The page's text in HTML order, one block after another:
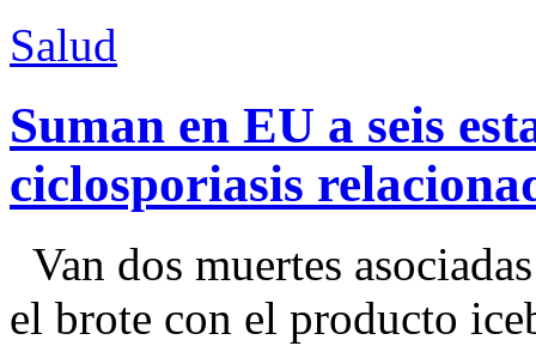
Salud
Suman en EU a seis
ciclosporiasis
Van dos muertes
el brote con el producto